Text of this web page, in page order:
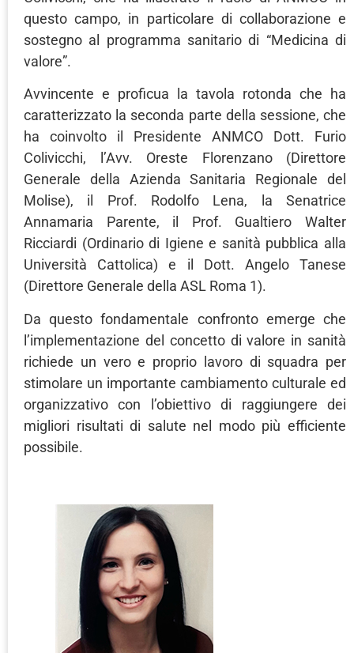
questo campo, in particolare di collaborazione e
sostegno al programma sanitario di “Medicina di
valore”.
Avvincente e proficua la tavola rotonda che ha
caratterizzato la seconda parte della sessione, che
ha coinvolto il Presidente ANMCO Dott. Furio
Colivicchi, l’Avv. Oreste Florenzano (Direttore
Generale della Azienda Sanitaria Regionale del
Molise), il Prof. Rodolfo Lena, la Senatrice
Annamaria Parente, il Prof. Gualtiero Walter
Ricciardi (Ordinario di Igiene e sanità pubblica alla
Università Cattolica) e il Dott. Angelo Tanese
(Direttore Generale della ASL Roma 1).
Da questo fondamentale confronto emerge che
l’implementazione del concetto di valore in sanità
richiede un vero e proprio lavoro di squadra per
stimolare un importante cambiamento culturale ed
organizzativo con l’obiettivo di raggiungere dei
migliori risultati di salute nel modo più efficiente
possibile.